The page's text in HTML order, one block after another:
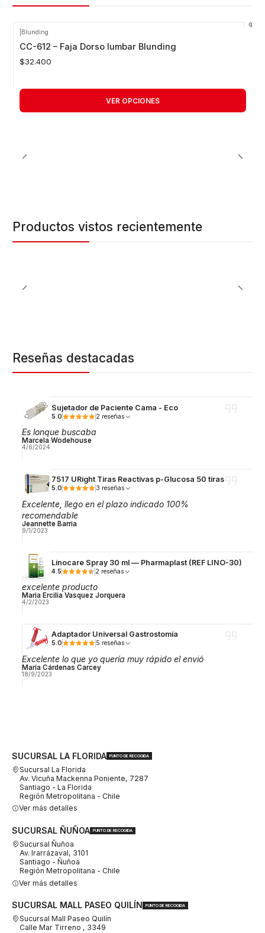
Blunding
CC-612 – Faja Dorso lumbar Blunding
$32.400
VER OPCIONES
Productos vistos recientemente
Reseñas destacadas
Sujetador de Paciente Cama - Eco
5.0 2 reseñas
Es lonque buscaba
Marcela Wodehouse
4/6/2024
7517 URight Tiras Reactivas p-Glucosa 50 tiras
5.0 3 reseñas
Excelente, llego en el plazo indicado 100%
recomendable
Jeannette Barria
9/1/2023
Linocare Spray 30 ml — Pharmaplast (REF LINO-30)
4.5 2 reseñas
excelente producto
Maria Ercilia Vasquez Jorquera
4/2/2023
Adaptador Universal Gastrostomía
5.0 5 reseñas
Excelente lo que yo quería muy rápido el envió
María Cárdenas Carcey
18/9/2023
SUCURSAL LA FLORIDA PUNTO DE RECOGIDA
Sucursal La Florida
Av. Vicuña Mackenna Poniente, 7287
Santiago - La Florida
Región Metropolitana - Chile
Ver más detalles
SUCURSAL ÑUÑOA PUNTO DE RECOGIDA
Sucursal Ñuñoa
Av. Irarrázaval, 3101
Santiago - Ñuñoa
Región Metropolitana - Chile
Ver más detalles
SUCURSAL MALL PASEO QUILÍN PUNTO DE RECOGIDA
Sucursal Mall Paseo Quilín
Calle Mar Tirreno , 3349